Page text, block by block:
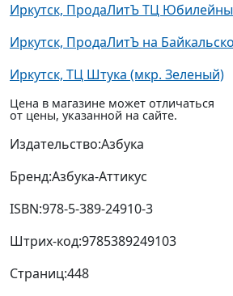
Иркутск, ПродаЛитЪ ТЦ
Иркутск, ПродаЛитЪ на
Иркутск, ТЦ Штука (мкр. Зеленый)
Цена в магазине может отличаться
от цены, указанной на сайте.
Издательство:Азбука
Бренд:Азбука-Аттикус
ISBN:978-5-389-24910-3
Штрих-код:9785389249103
Страниц:448